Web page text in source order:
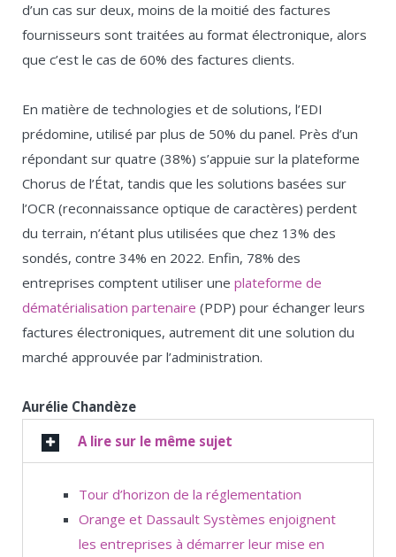
d’un cas sur deux, moins de la moitié des factures
fournisseurs sont traitées au format électronique, alors
que c’est le cas de 60% des factures clients.
En matière de technologies et de solutions, l’EDI
prédomine, utilisé par plus de 50% du panel. Près d’un
répondant sur quatre (38%) s’appuie sur la plateforme
Chorus de l’État, tandis que les solutions basées sur
l’OCR (reconnaissance optique de caractères) perdent
du terrain, n’étant plus utilisées que chez 13% des
sondés, contre 34% en 2022. Enfin, 78% des
entreprises comptent utiliser une plateforme de
dématérialisation partenaire (PDP) pour échanger leurs
factures électroniques, autrement dit une solution du
marché approuvée par l’administration.
Aurélie Chandèze
A lire sur le même sujet
Tour d’horizon de la réglementation
Orange et Dassault Systèmes enjoignent
les entreprises à démarrer leur mise en